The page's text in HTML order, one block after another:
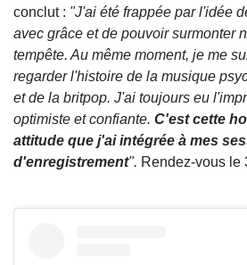
conclut : "J'ai été frappée par l'idée
avec grâce et de pouvoir surmonter
tempête. Au même moment, je me
regarder l'histoire de la musique
et de la britpop. J'ai toujours eu
optimiste et confiante. C'est cette
attitude que j'ai intégrée à mes
d'enregistrement". Rendez-vous le